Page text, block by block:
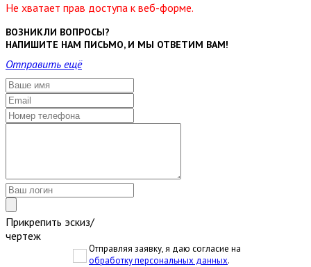
Не хватает прав доступа к веб-форме.
ВОЗНИКЛИ ВОПРОСЫ?
НАПИШИТЕ НАМ ПИСЬМО, И МЫ ОТВЕТИМ ВАМ!
Отправить ещё
Прикрепить эскиз/
чертеж
Отправляя заявку, я даю согласие на
обработку персональных данных.